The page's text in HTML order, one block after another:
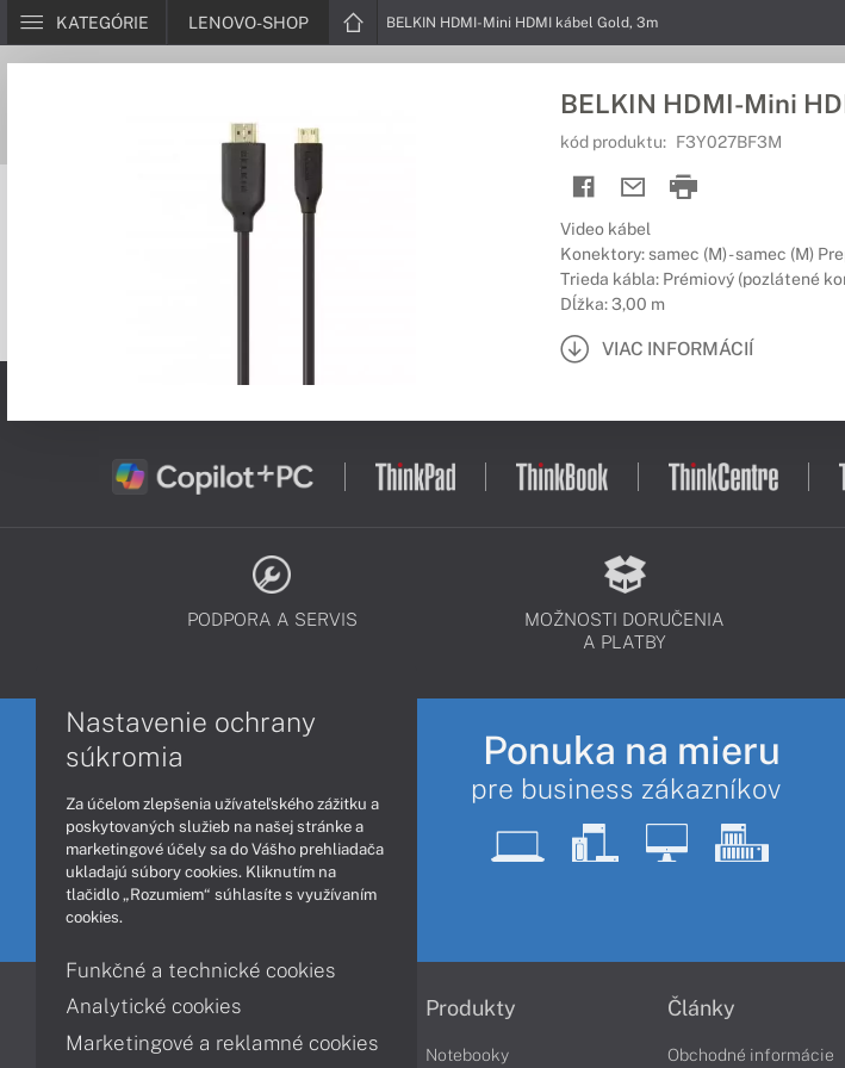
KATEGÓRIE LENOVO-SHOP BELKIN HDMI-Mini HDMI kábel Gold, 3m
BELKIN HDMI-Mini
kód produktu: F3Y027BF3M
Video kábel
Konektory: samec (M) - samec (M)
Trieda kábla: Prémiový (pozlátené
Dĺžka: 3,00 m
VIAC INFORMÁCIÍ
PODPORA A SERVIS
MOŽNOSTI DORUČENIA
A PLATBY
Ponuka na mieru
pre business zákazníkov
Informácie
Obchodné podmienky
Produkty
Notebooky
Články
Obchodné informácie
Nastavenie ochrany
súkromia
Za účelom zlepšenia užívateľského zážitku a
poskytovaných služieb na našej stránke a
marketingové účely sa do Vášho prehliadača
ukladajú súbory cookies. Kliknutím na
tlačidlo „Rozumiem“ súhlasíte s využívaním
cookies.
Funkčné a technické cookies
Analytické cookies
Marketingové a reklamné cookies